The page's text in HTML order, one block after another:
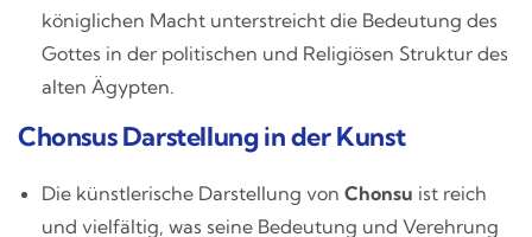
königlichen Macht unterstreicht die Bedeutung des
Gottes in der politischen und Religiösen Struktur des
alten Ägypten.
Chonsus Darstellung in der Kunst
Die künstlerische Darstellung von Chonsu ist reich
und vielfältig, was seine Bedeutung und Verehrung